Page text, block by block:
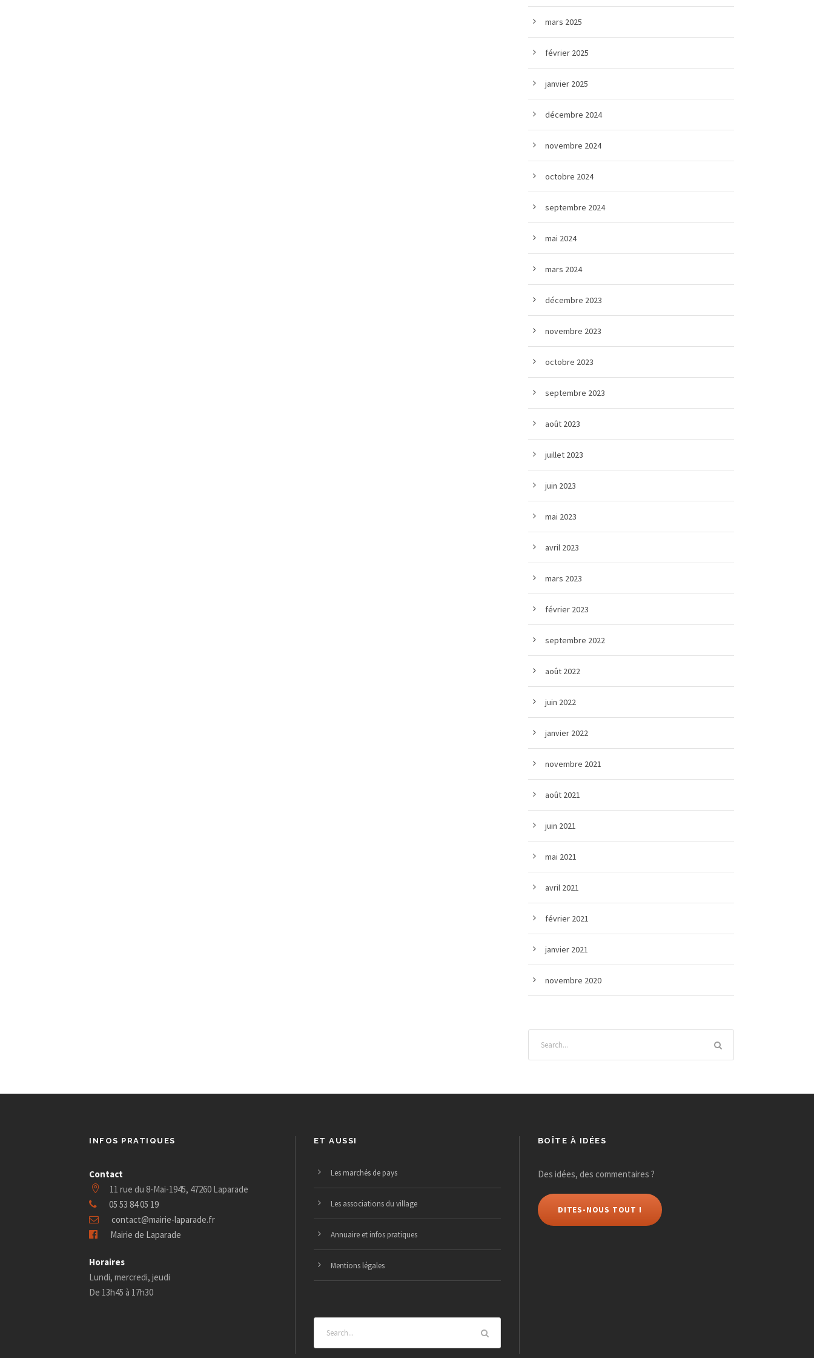
mars 2025
février 2025
janvier 2025
décembre 2024
novembre 2024
octobre 2024
septembre 2024
mai 2024
mars 2024
décembre 2023
novembre 2023
octobre 2023
septembre 2023
août 2023
juillet 2023
juin 2023
mai 2023
avril 2023
mars 2023
février 2023
septembre 2022
août 2022
juin 2022
janvier 2022
novembre 2021
août 2021
juin 2021
mai 2021
avril 2021
février 2021
janvier 2021
novembre 2020
INFOS PRATIQUES
Contact
11 rue du 8-Mai-1945, 47260 Laparade
05 53 84 05 19
contact@mairie-laparade.fr
Mairie de Laparade
Horaires
Lundi, mercredi, jeudi
De 13h45 à 17h30
ET AUSSI
Les marchés de pays
Les associations du village
Annuaire et infos pratiques
Mentions légales
BOÎTE À IDÉES
Des idées, des commentaires ?
DITES-NOUS TOUT !